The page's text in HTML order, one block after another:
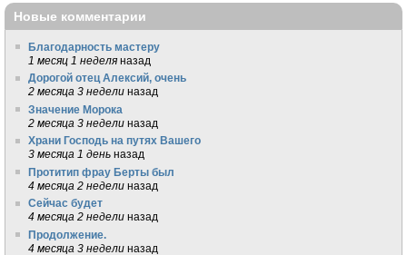
Новые комментарии
Благодарность мастеру
1 месяц 1 неделя назад
Дорогой отец Алексий, очень
2 месяца 3 недели назад
Значение Морока
2 месяца 3 недели назад
Храни Господь на путях Вашего
3 месяца 1 день назад
Протитип фрау Берты был
4 месяца 2 недели назад
Сейчас будет
4 месяца 2 недели назад
Продолжение.
4 месяца 3 недели назад